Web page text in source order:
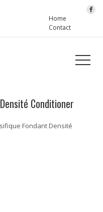
Home
Contact
Conditioner
Fondant Densité